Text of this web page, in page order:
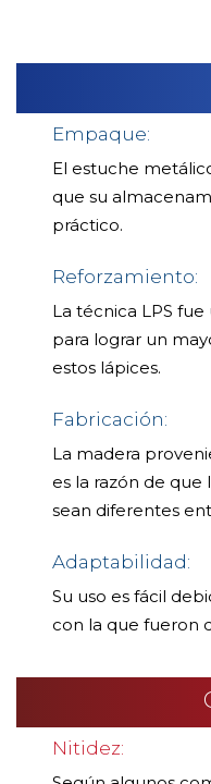
Empaque:
El estuche
que su
práctico.
Reforzamiento:
La técnica LPS
para lograr un
estos lápices.
Fabricación:
La madera
es la razón de que
sean diferentes
Adaptabilidad:
Su uso es fácil
con la que fueron
Nitidez: